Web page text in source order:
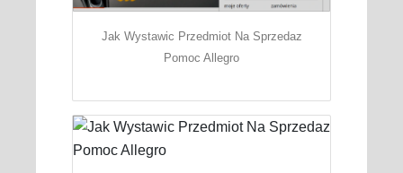
Jak Wystawic Przedmiot Na Sprzedaz
Pomoc Allegro